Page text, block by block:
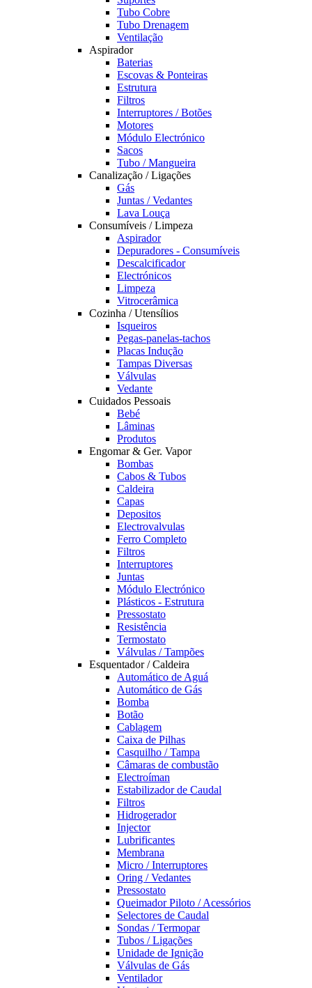
Tubo Cobre
Tubo Drenagem
Ventilação
Aspirador
Baterias
Escovas & Ponteiras
Estrutura
Filtros
Interruptores / Botões
Motores
Módulo Electrónico
Sacos
Tubo / Mangueira
Canalização / Ligações
Gás
Juntas / Vedantes
Lava Louça
Consumíveis / Limpeza
Aspirador
Depuradores - Consumíveis
Descalcificador
Electrónicos
Limpeza
Vitrocerâmica
Cozinha / Utensílios
Isqueiros
Pegas-panelas-tachos
Placas Indução
Tampas Diversas
Válvulas
Vedante
Cuidados Pessoais
Bebé
Lâminas
Produtos
Engomar & Ger. Vapor
Bombas
Cabos & Tubos
Caldeira
Capas
Depositos
Electrovalvulas
Ferro Completo
Filtros
Interruptores
Juntas
Módulo Electrónico
Plásticos - Estrutura
Pressostato
Resistência
Termostato
Válvulas / Tampões
Esquentador / Caldeira
Automático de Aguá
Automático de Gás
Bomba
Botão
Cablagem
Caixa de Pilhas
Casquilho / Tampa
Câmaras de combustão
Electroíman
Estabilizador de Caudal
Filtros
Hidrogerador
Injector
Lubrificantes
Membrana
Micro / Interruptores
Oring / Vedantes
Pressostato
Queimador Piloto / Acessórios
Selectores de Caudal
Sondas / Termopar
Tubos / Ligações
Unidade de Ignição
Válvulas de Gás
Ventilador